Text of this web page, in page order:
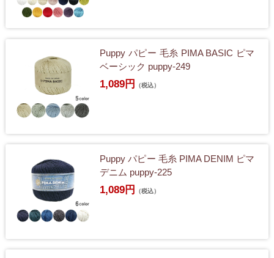
Puppy パピー 毛糸 PIMA BASIC ピマ
ベーシック puppy-249
1,089円 （税込）
Puppy パピー 毛糸 PIMA DENIM ピマ
デニム puppy-225
1,089円 （税込）